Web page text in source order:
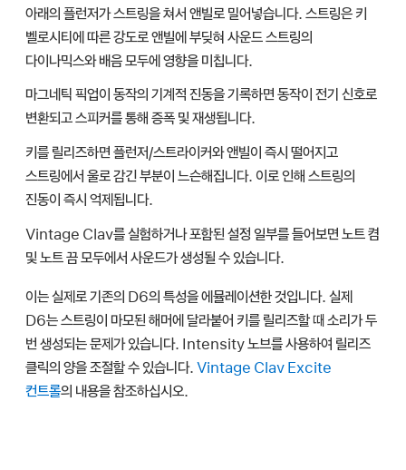
아래의 플런저가 스트링을 쳐서 앤빌로 밀어넣습니다. 스트링은 키
벨로시티에 따른 강도로 앤빌에 부딪혀 사운드 스트링의
다이나믹스와 배음 모두에 영향을 미칩니다.
마그네틱 픽업이 동작의 기계적 진동을 기록하면 동작이 전기 신호로
변환되고 스피커를 통해 증폭 및 재생됩니다.
키를 릴리즈하면 플런저/스트라이커와 앤빌이 즉시 떨어지고
스트링에서 울로 감긴 부분이 느슨해집니다. 이로 인해 스트링의
진동이 즉시 억제됩니다.
Vintage Clav를 실험하거나 포함된 설정 일부를 들어보면 노트 켬
및노트 끔 모두에서 사운드가 생성될 수 있습니다.
이는 실제로 기존의 D6의 특성을 에뮬레이션한 것입니다. 실제
D6는 스트링이 마모된 해머에 달라붙어 키를 릴리즈할 때 소리가 두
번 생성되는 문제가 있습니다. Intensity 노브를 사용하여 릴리즈
클릭의 양을 조절할 수 있습니다. Vintage Clav Excite
컨트롤의 내용을 참조하십시오.